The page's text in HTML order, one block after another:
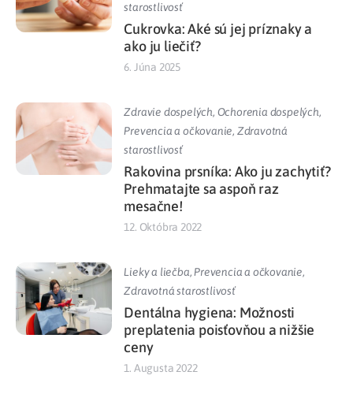
starostlivosť
Cukrovka: Aké sú jej príznaky a
ako ju liečiť?
6. Júna 2025
Zdravie dospelých, Ochorenia dospelých,
Prevencia a očkovanie, Zdravotná
starostlivosť
Rakovina prsníka: Ako ju zachytiť?
Prehmatajte sa aspoň raz
mesačne!
12. Októbra 2022
Lieky a liečba,Prevencia a očkovanie,
Zdravotná starostlivosť
Dentálna hygiena: Možnosti
preplatenia poisťovňou a nižšie
ceny
1. Augusta 2022